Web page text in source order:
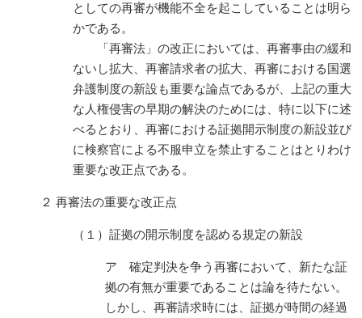
としての再審が機能不全を起こしていることは明ら
かである。
「再審法」の改正においては、再審事由の緩和
ないし拡大、再審請求者の拡大、再審における国選
弁護制度の新設も重要な論点であるが、上記の重大
な人権侵害の早期の解決のためには、特に以下に述
べるとおり、再審における証拠開示制度の新設並び
に検察官による不服申立を禁止することはとりわけ
重要な改正点である。
２ 再審法の重要な改正点
（１）証拠の開示制度を認める規定の新設
ア 確定判決を争う再審において、新たな証
拠の有無が重要であることは論を待たない。
しかし、再審請求時には、証拠が時間の経過